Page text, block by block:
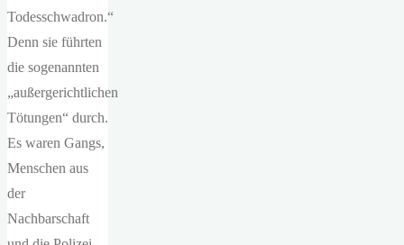
Todesschwadron.“
Denn sie führten
die sogenannten
„außergerichtlichen
Tötungen“ durch.
Es waren Gangs,
Menschen aus
der
Nachbarschaft